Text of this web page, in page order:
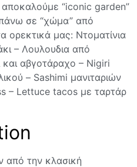
“iconic garden”
σε “χώμα” από
ορεκτικά μας: Ντοματίνια
– Λουλουδια από
και αβγοτάραχο – Νigiri
– Sashimi μανιταριών
– Lettuce tacos με ταρτάρ
την κλασική